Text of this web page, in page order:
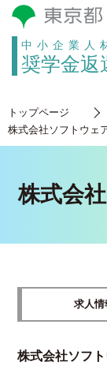
中小企業人
奨学金返
トップページ
株式会社ソフトウェ
株式会
求人情
株式会社ソフ